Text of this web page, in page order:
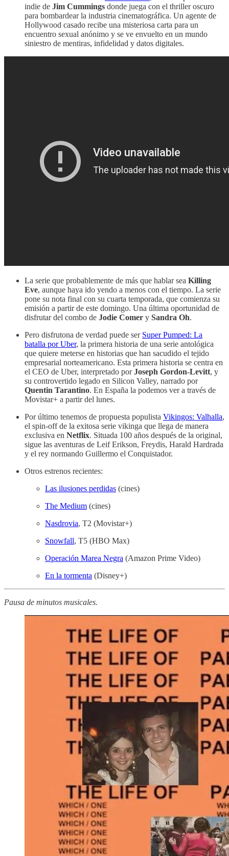
indie de Jim Cummings donde juega con el thriller oscuro
para bombardear la industria cinematográfica. Un agente de
Hollywood casado recibe una misteriosa carta para un
encuentro sexual anónimo y se ve envuelto en un mundo
siniestro de mentiras, infidelidad y datos digitales.
La serie que probablemente de más que hablar sea Killing
Eve, aunque haya ido yendo a menos con el tiempo. La serie
pone su nota final con su cuarta temporada, que comienza su
emisión a partir de este domingo. Una última oportunidad de
disfrutar del combo de Jodie Comer y Sandra Oh.
Pero disfrutona de verdad puede ser Super Pumped: La
batalla por Uber, la primera historia de una serie antológica
que quiere meterse en historias que han sacudido el tejido
empresarial norteamericano. Esta primera historia se centra en
el CEO de Uber, interpretado porJoseph Gordon-Levitt, y
su controvertido legado en Silicon Valley, narrado por
Quentin Tarantino. En España la podemos ver a través de
Movistar+ a partir del lunes.
Por último tenemos de propuesta populista Vikingos: Valhalla,
el spin-off de la exitosa serie vikinga que llega de manera
exclusiva en Netflix. Situada 100 años después de la original,
sigue las aventuras de Leif Erikson, Freydis, Harald Hardrada
y el rey normando Guillermo el Conquistador.
Otros estrenos recientes:
Las ilusiones perdidas (cines)
The Medium (cines)
Nasdrovia, T2 (Movistar+)
Snowfall, T5 (HBO Max)
Operación Marea Negra (Amazon Prime Video)
En la tormenta (Disney+)
Pausa de minutos musicales.